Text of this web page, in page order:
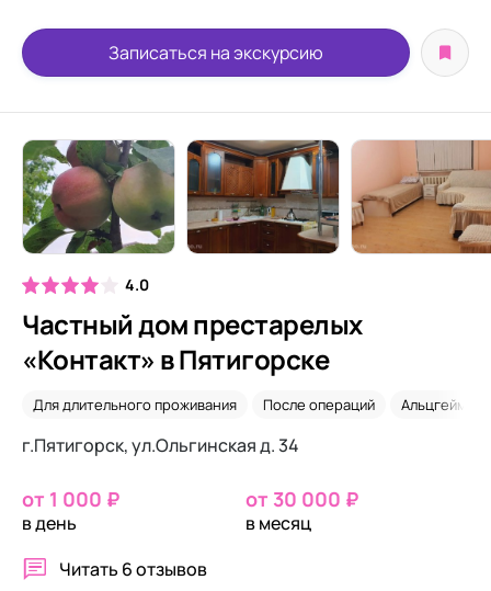
Записаться на экскурсию
4.0
Частный дом престарелых
«Контакт» в Пятигорске
Для длительного проживания После операций Альцгеймер
г.Пятигорск, ул.Ольгинская д. 34
от 1 000 ₽
в день
от 30 000 ₽
в месяц
Читать 6 отзывов